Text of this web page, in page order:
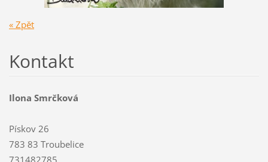
« Zpět
Kontakt
Ilona Smrčková
Pískov 26
783 83 Troubelice
731482785